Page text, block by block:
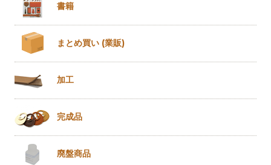
書籍
まとめ買い (業販)
加工
完成品
廃盤商品